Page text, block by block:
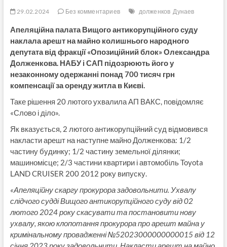
29.02.2024 Без комментариев долженков Дунаев
Апеляційна палата Вищого антикорупційного суду
наклала арешт на майно колишнього народного
депутата від фракції «Опозиційний блок» Олександра
Долженкова. НАБУ і САП підозрюють його у
незаконному одержанні понад 700 тисяч грн
компенсації за оренду житла в Києві.
Таке рішення 20 лютого ухвалила АП ВАКС, повідомляє
«Слово і діло».
Як вказується, 2 лютого антикорупційний суд відмовився
накласти арешт на наступне майно Долженкова: 1/2
частину будинку; 1/2 частину земельної ділянки;
машиномісце; 2/3 частини квартири і автомобіль Toyota
LAND CRUISER 200 2012 року випуску.
«Апеляційну скаргу прокурора задовольнити. Ухвалу
слідчого судді Вищого антикорупційного суду від 02
лютого 2024 року скасувати та постановити нову
ухвалу, якою клопотання прокурора про арешт майна у
кримінальному провадженні №52023000000000015 від 12